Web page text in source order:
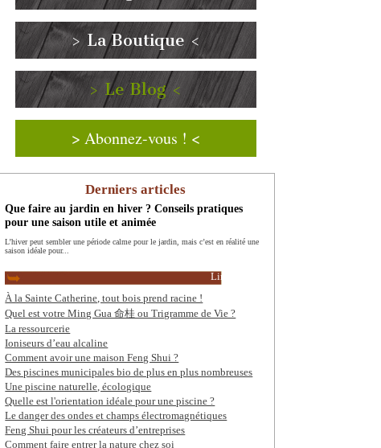
> La Boutique <
> Le Blog <
> Abonnez-vous ! <
Derniers articles
Que faire au jardin en hiver ? Conseils pratiques
pour une saison utile et animée
L’hiver peut sembler une période calme pour le jardin, mais c’est en réalité une
saison idéale pour...
Lire la suite
À la Sainte Catherine, tout bois prend racine !
Quel est votre Ming Gua 命桂 ou Trigramme de Vie ?
La ressourcerie
Ioniseurs d’eau alcaline
Comment avoir une maison Feng Shui ?
Des piscines municipales bio de plus en plus nombreuses
Une piscine naturelle, écologique
Quelle est l'orientation idéale pour une piscine ?
Le danger des ondes et champs électromagnétiques
Feng Shui pour les créateurs d’entreprises
Comment faire entrer la nature chez soi